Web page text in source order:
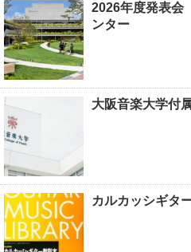
2026年度発表
ンター
大阪音楽大学付
カルカッシギタ